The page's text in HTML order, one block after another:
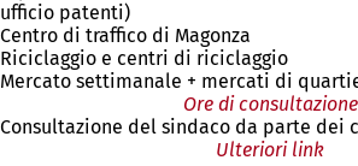
ufficio patenti)
Centro di traffico di Magonza
Riciclaggio e centri di riciclaggio
Mercato settimanale + mercati di
Ore di consultazione
Consultazione del sindaco da parte dei
Ulteriori link